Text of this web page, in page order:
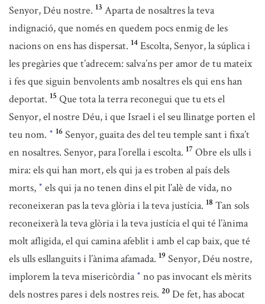
Senyor, Déu nostre. 13 Aparta de nosaltres la teva
indignació, que només en quedem pocs enmig de les
nacions on ens has dispersat. 14 Escolta, Senyor, la súplica i
les pregàries que t’adrecem: salva’ns per amor de tu mateix
i fes que siguin benvolents amb nosaltres els qui ens han
deportat. 15 Que tota la terra reconegui que tu ets el
Senyor, el nostre Déu, i que Israel i el seu llinatge porten el
teu nom. * 16 Senyor, guaita des del teu temple sant i fixa’t
en nosaltres. Senyor, para l’orella i escolta. 17 Obre els ulls i
mira: els qui han mort, els qui ja es troben al país dels
morts, * els qui ja no tenen dins el pit l’alè de vida, no
reconeixeran pas la teva glòria i la teva justícia. 18 Tan sols
reconeixerà la teva glòria i la teva justícia el qui té l’ànima
molt afligida, el qui camina afeblit i amb el cap baix, que té
els ulls esllanguits i l’ànima afamada. 19 Senyor, Déu nostre,
implorem la teva misericòrdia * no pas invocant els mèrits
dels nostres pares i dels nostres reis. 20 De fet, has abocat